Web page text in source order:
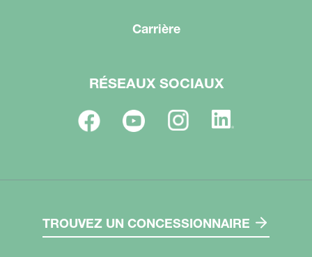
Carrière
RÉSEAUX SOCIAUX
TROUVEZ UN CONCESSIONNAIRE